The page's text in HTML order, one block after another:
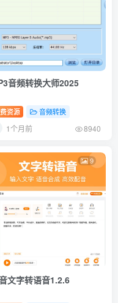
音频转换大师2025
资源 音频转换
1个月前 8940
9
文字转语音1.2.6